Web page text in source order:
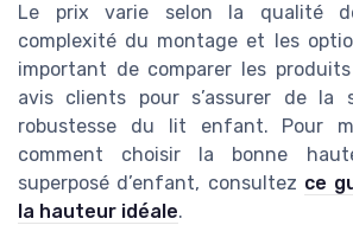
Le prix varie selon la qualité
complexité du montage et les
important de comparer les
avis clients pour s’assurer de
robustesse du lit enfant. Pour
comment choisir la bonne
superposé d’enfant, consultez ce
la hauteur idéale.